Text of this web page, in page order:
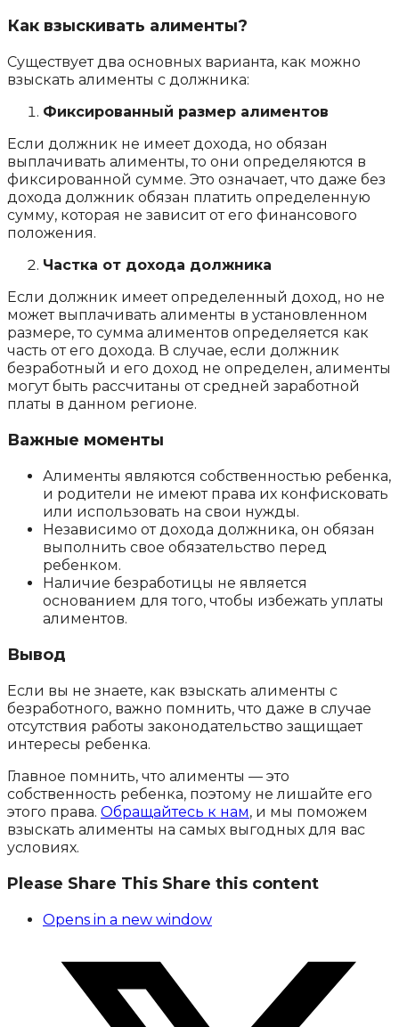
Как взыскивать алименты?
Существует два основных варианта, как можно
взыскать алименты с должника:
Фиксированный размер алиментов
Если должник не имеет дохода, но обязан
выплачивать алименты, то они определяются в
фиксированной сумме. Это означает, что даже без
дохода должник обязан платить определенную
сумму, которая не зависит от его финансового
положения.
Частка от дохода должника
Если должник имеет определенный доход, но не
может выплачивать алименты в установленном
размере, то сумма алиментов определяется как
часть от его дохода. В случае, если должник
безработный и его доход не определен, алименты
могут быть рассчитаны от средней заработной
платы в данном регионе.
Важные моменты
Алименты являются собственностью ребенка,
и родители не имеют права их конфисковать
или использовать на свои нужды.
Независимо от дохода должника, он обязан
выполнить свое обязательство перед
ребенком.
Наличие безработицы не является
основанием для того, чтобы избежать уплаты
алиментов.
Вывод
Если вы не знаете, как взыскать алименты с
безработного, важно помнить, что даже в случае
отсутствия работы законодательство защищает
интересы ребенка.
Главное помнить, что алименты — это
собственность ребенка, поэтому не лишайте его
этого права. Обращайтесь к нам, и мы поможем
взыскать алименты на самых выгодных для вас
условиях.
Please Share This Share this content
Opens in a new window